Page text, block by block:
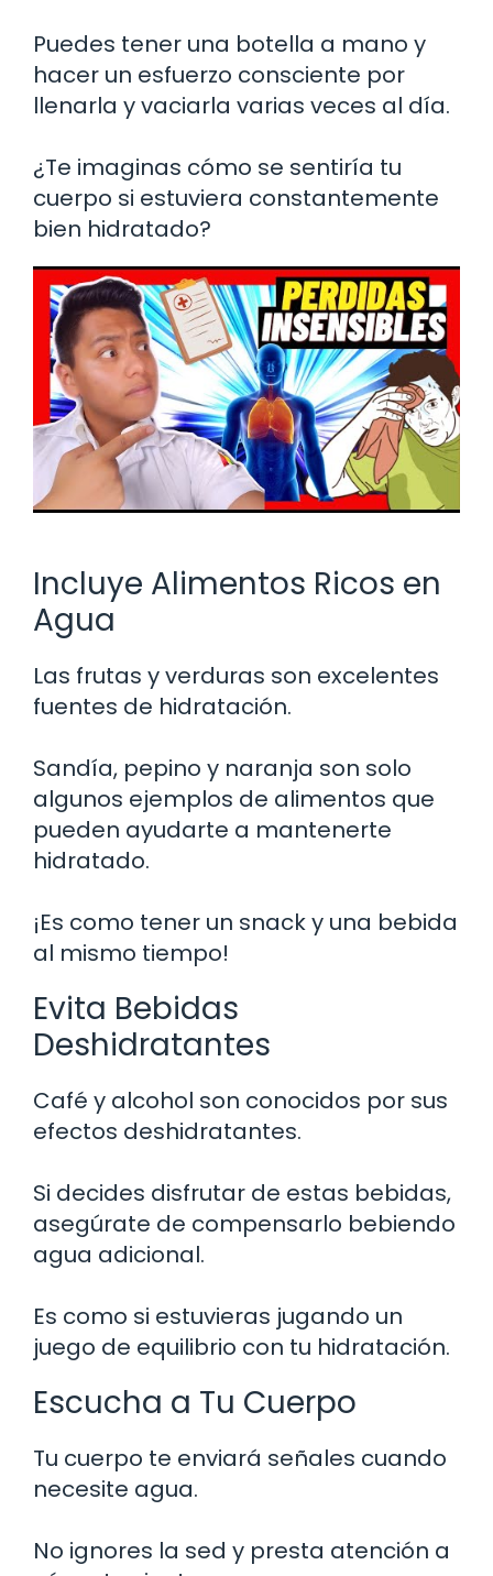
Puedes tener una botella a mano y
hacer un esfuerzo consciente por
llenarla y vaciarla varias veces al día.
¿Te imaginas cómo se sentiría tu
cuerpo si estuviera constantemente
bien hidratado?
Incluye Alimentos Ricos en
Agua
Las frutas y verduras son excelentes
fuentes de hidratación.
Sandía, pepino y naranja son solo
algunos ejemplos de alimentos que
pueden ayudarte a mantenerte
hidratado.
¡Es como tener un snack y una bebida
al mismo tiempo!
Evita Bebidas
Deshidratantes
Café y alcohol son conocidos por sus
efectos deshidratantes.
Si decides disfrutar de estas bebidas,
asegúrate de compensarlo bebiendo
agua adicional.
Es como si estuvieras jugando un
juego de equilibrio con tu hidratación.
Escucha a Tu Cuerpo
Tu cuerpo te enviará señales cuando
necesite agua.
No ignores la sed y presta atención a